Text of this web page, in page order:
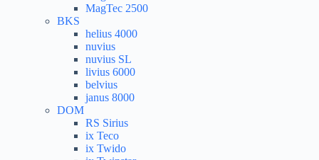
MagTec 2500
BKS
helius 4000
nuvius
nuvius SL
livius 6000
belvius
janus 8000
DOM
RS Sirius
ix Teco
ix Twido